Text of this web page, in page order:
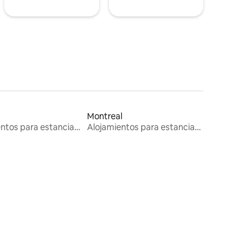
Alojamientos para estancias largas
Montreal
Alojamientos para estancias largas